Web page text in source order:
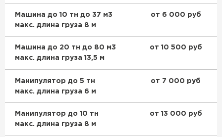
Машина до 10 тн до 37 м3
макс. длина груза 8 м
от 6 000 руб
Машина до 20 тн до 80 м3
макс. длина груза 13,5 м
от 10 500 руб
Манипулятор до 5 тн
макс. длина груза 6 м
от 7 000 руб
Манипулятор до 10 тн
макс. длина груза 8 м
от 13 000 руб